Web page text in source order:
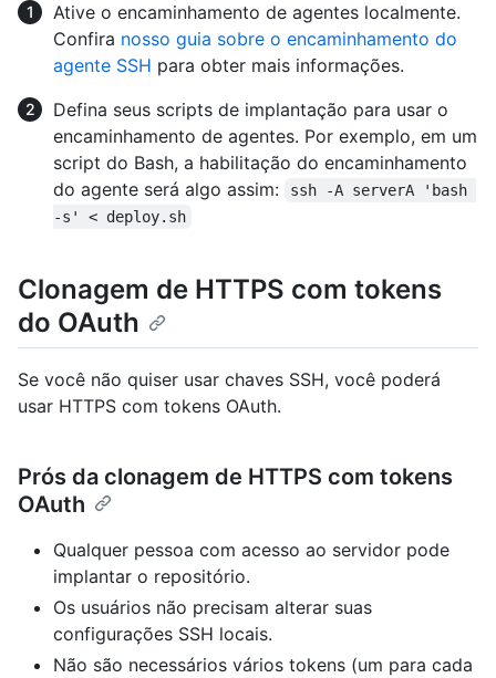
Ative o encaminhamento de agentes localmente.
Confira nosso guia sobre o encaminhamento do
agente SSH para obter mais informações.
Defina seus scripts de implantação para usar o
encaminhamento de agentes. Por exemplo, em um
script do Bash, a habilitação do encaminhamento
do agente será algo assim:
ssh -A serverA 'bash
-s' < deploy.sh
Clonagem de HTTPS com tokens
do OAuth
Se você não quiser usar chaves SSH, você poderá
usar HTTPS com tokens OAuth.
Prós da clonagem de HTTPS com tokens
OAuth
Qualquer pessoa com acesso ao servidor pode
implantar o repositório.
Os usuários não precisam alterar suas
configurações SSH locais.
Não são necessários vários tokens (um para cada